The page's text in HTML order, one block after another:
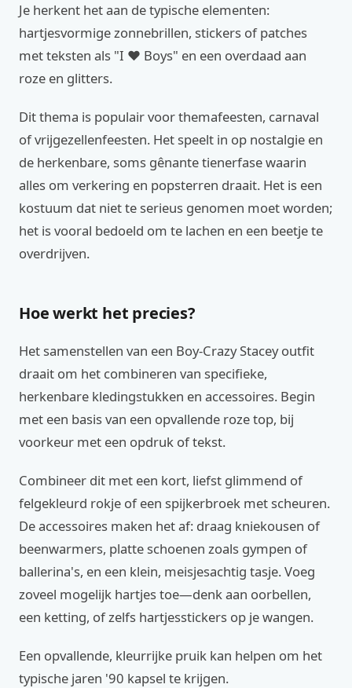
Je herkent het aan de typische elementen:
hartjesvormige zonnebrillen, stickers of patches
met teksten als "I ❤ Boys" en een overdaad aan
roze en glitters.
Dit thema is populair voor themafeesten, carnaval
of vrijgezellenfeesten. Het speelt in op nostalgie en
de herkenbare, soms gênante tienerfase waarin
alles om verkering en popsterren draait. Het is een
kostuum dat niet te serieus genomen moet worden;
het is vooral bedoeld om te lachen en een beetje te
overdrijven.
Hoe werkt het precies?
Het samenstellen van een Boy-Crazy Stacey outfit
draait om het combineren van specifieke,
herkenbare kledingstukken en accessoires. Begin
met een basis van een opvallende roze top, bij
voorkeur met een opdruk of tekst.
Combineer dit met een kort, liefst glimmend of
felgekleurd rokje of een spijkerbroek met scheuren.
De accessoires maken het af: draag kniekousen of
beenwarmers, platte schoenen zoals gympen of
ballerina's, en een klein, meisjesachtig tasje. Voeg
zoveel mogelijk hartjes toe—denk aan oorbellen,
een ketting, of zelfs hartjesstickers op je wangen.
Een opvallende, kleurrijke pruik kan helpen om het
typische jaren '90 kapsel te krijgen.